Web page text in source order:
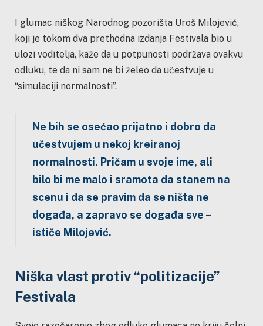
I glumac niškog Narodnog pozorišta Uroš Milojević,
koji je tokom dva prethodna izdanja Festivala bio u
ulozi voditelja, kaže da u potpunosti podržava ovakvu
odluku, te da ni sam ne bi želeo da učestvuje u
“simulaciji normalnosti”.
Ne bih se osećao prijatno i dobro da
učestvujem u nekoj kreiranoj
normalnosti. Pričam u svoje ime, ali
bilo bi me malo i sramota da stanem na
scenu i da se pravim da se ništa ne
događa, a zapravo se događa sve –
ističe Milojević.
Niška vlast protiv “politizacije”
Festivala